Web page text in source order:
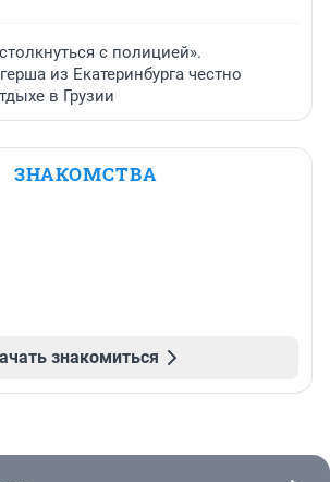
с полицией».
из Екатеринбурга честно
в Грузии
ЗНАКОМСТВА
знакомиться